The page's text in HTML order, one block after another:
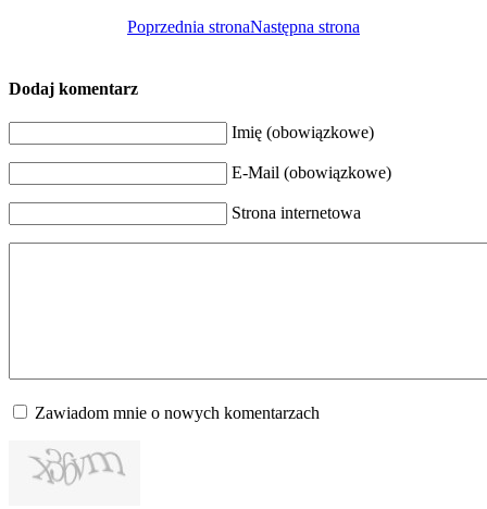
Poprzednia stronaNastępna strona
Dodaj komentarz
Imię (obowiązkowe)
E-Mail (obowiązkowe)
Strona internetowa
Zawiadom mnie o nowych komentarzach